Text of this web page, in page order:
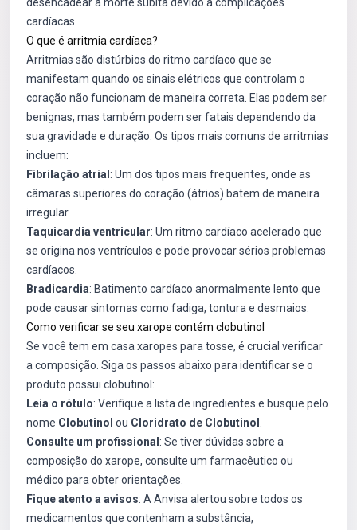
cardíacas.
O que é arritmia cardíaca?
Arritmias são distúrbios do ritmo cardíaco que se
manifestam quando os sinais elétricos que controlam o
coração não funcionam de maneira correta. Elas podem ser
benignas, mas também podem ser fatais dependendo da
sua gravidade e duração. Os tipos mais comuns de arritmias
incluem:
Fibrilação atrial : Um dos tipos mais frequentes, onde as
câmaras superiores do coração (átrios) batem de maneira
irregular.
Taquicardia ventricular: Um ritmo cardíaco acelerado que
se origina nos ventrículos e pode provocar sérios problemas
cardíacos.
Bradicardia: Batimento cardíaco anormalmente lento que
pode causar sintomas como fadiga, tontura e desmaios.
Como verificar se seu xarope contém clobutinol
Se você tem em casa xaropes para tosse, é crucial verificar
a composição. Siga os passos abaixo para identificar se o
produto possui clobutinol:
Leia o rótulo: Verifique a lista de ingredientes e busque pelo
nome Clobutinol ou Cloridrato de Clobutinol
Consulte um profissional : Se tiver dúvidas sobre a
composição do xarope, consulte um farmacêutico ou
médico para obter orientações.
Fique atento a avisos: A Anvisa alertou sobre todos os
medicamentos que contenham a substância,